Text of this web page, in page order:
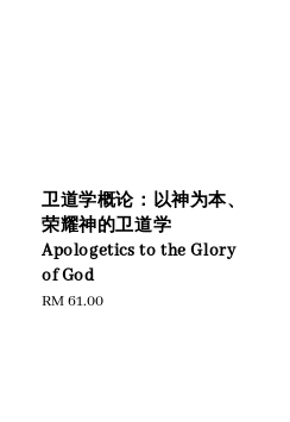
卫道学概论：以神为本、
荣耀神的卫道学
Apologetics to the Glory
of God
Regular
RM 61.00